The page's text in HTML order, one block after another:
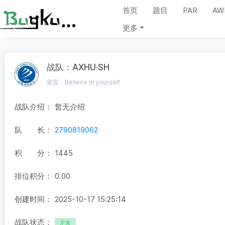
首页 题目 PAR
更多
战队：AXHU·SH
宣言：Believe in yourself
战队介绍： 暂无介绍
队 长： 2790819062
积 分： 1445
排位积分： 0.00
创建时间： 2025-10-17 15:25:14
战队状态： 正常